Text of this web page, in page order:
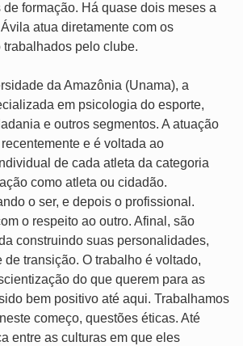
formação. Há quase dois meses a
atua diretamente com os
pelo clube.
da Amazônia (Unama), a
em psicologia do esporte,
e outros segmentos. A atuação
e é voltada ao
de cada atleta da categoria
como atleta ou cidadão.
o ser, e depois o profissional.
o respeito ao outro. Afinal, são
construindo suas personalidades,
de transição. O trabalho é voltado,
do que querem para as
bem positivo até aqui. Trabalhamos
começo, questões éticas. Até
entre as culturas em que eles